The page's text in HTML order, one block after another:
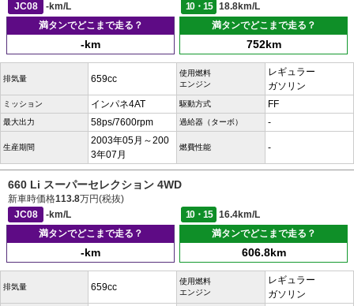
JC08
-km/L 10・15
18.8km/L
満タンでどこまで走る？
-km
満タンでどこまで走る？
752km
排気量 659cc
使用燃料
エンジン
レギュラー
ガソリン
ミッション インパネ4AT 駆動方式 FF
最大出力 58ps/7600rpm 過給器（ターボ） -
生産期間
2003年05月～200
3年07月
燃費性能 -
660 Li スーパーセレクション 4WD
新車時価格113.8万円(税抜)
JC08
-km/L 10・15
16.4km/L
満タンでどこまで走る？
-km
満タンでどこまで走る？
606.8km
排気量 659cc
使用燃料
エンジン
レギュラー
ガソリン